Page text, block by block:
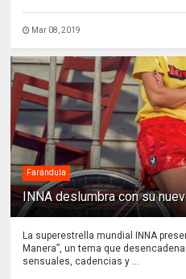
Mar 08, 2019
Farándula
INNA deslumbra con su
La superestrella mundial INNA
Manera”, un tema que
sensuales, cadencias y ...